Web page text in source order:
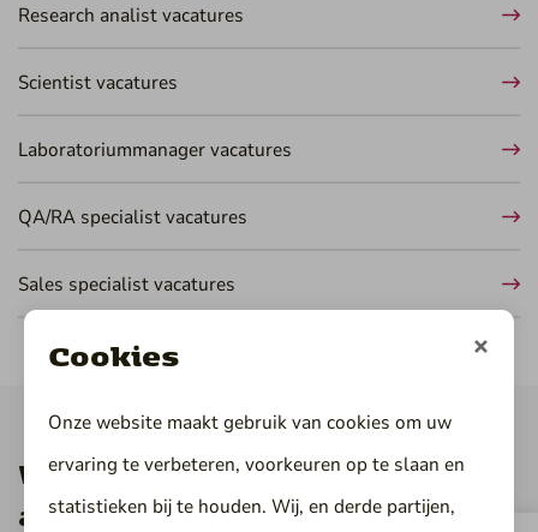
Research analist vacatures
Scientist vacatures
Laboratoriummanager vacatures
QA/RA specialist vacatures
Sales specialist vacatures
Wat verdient een chemisch
analist?
Cookies
Onze website maakt gebruik van cookies om uw
ervaring te verbeteren, voorkeuren op te slaan en
statistieken bij te houden. Wij, en derde partijen,